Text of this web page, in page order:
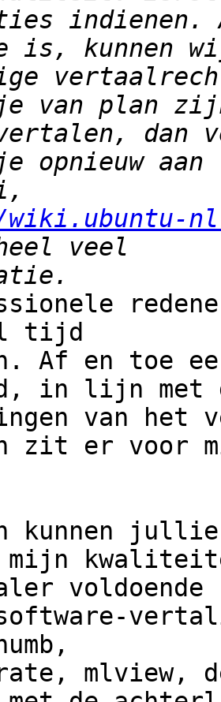
van plan
aan
tijd
Af en toe
in lijn met
van het
zit er voor
kunnen
mijn
voldoende